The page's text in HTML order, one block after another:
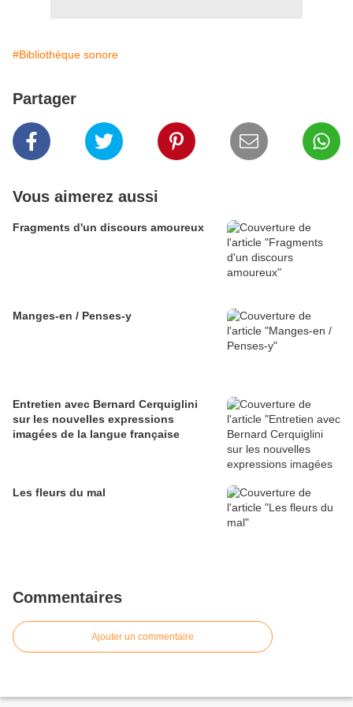
#Bibliothèque sonore
Partager
Vous aimerez aussi
Fragments d'un discours amoureux
Manges-en / Penses-y
Entretien avec Bernard Cerquiglini
sur les nouvelles expressions
imagées de la langue française
Les fleurs du mal
Commentaires
Ajouter un commentaire